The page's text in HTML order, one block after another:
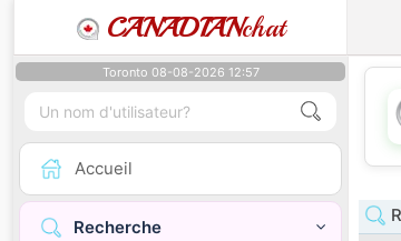
CANADIANchat
Toronto 08-08-2026 12:57
Accueil
Recherche